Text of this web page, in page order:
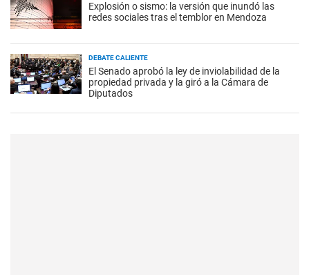
Explosión o sismo: la versión que inundó las
redes sociales tras el temblor en Mendoza
DEBATE CALIENTE
El Senado aprobó la ley de inviolabilidad de la
propiedad privada y la giró a la Cámara de
Diputados